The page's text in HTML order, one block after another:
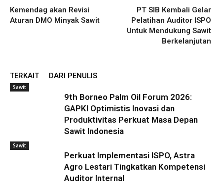
Kemendag akan Revisi
Aturan DMO Minyak Sawit
PT SIB Kembali Gelar
Pelatihan Auditor ISPO
Untuk Mendukung Sawit
Berkelanjutan
TERKAIT DARI PENULIS
Sawit
9th Borneo Palm Oil Forum 2026:
GAPKI Optimistis Inovasi dan
Produktivitas Perkuat Masa Depan
Sawit Indonesia
Sawit
Perkuat Implementasi ISPO, Astra
Agro Lestari Tingkatkan Kompetensi
Auditor Internal